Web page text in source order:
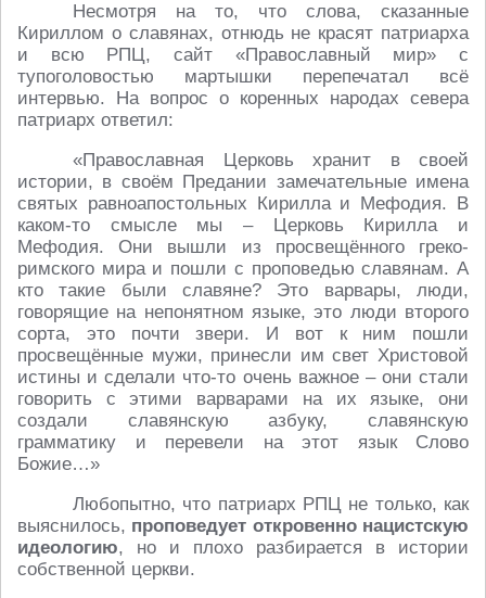
Несмотря на то, что слова, сказанные
Кириллом о славянах, отнюдь не красят патриарха
и всю РПЦ, сайт «Православный мир» с
тупоголовостью мартышки перепечатал всё
интервью. На вопрос о коренных народах севера
патриарх ответил:
«Православная Церковь хранит в своей
истории, в своём Предании замечательные имена
святых равноапостольных Кирилла и Мефодия. В
каком-то смысле мы – Церковь Кирилла и
Мефодия. Они вышли из просвещённого греко-
римского мира и пошли с проповедью славянам. А
кто такие были славяне? Это варвары, люди,
говорящие на непонятном языке, это люди второго
сорта, это почти звери. И вот к ним пошли
просвещённые мужи, принесли им свет Христовой
истины и сделали что-то очень важное – они стали
говорить с этими варварами на их языке, они
создали славянскую азбуку, славянскую
грамматику и перевели на этот язык Слово
Божие…»
Любопытно, что патриарх РПЦ не только, как
выяснилось, проповедует откровенно нацистскую
идеологию, но и плохо разбирается в истории
собственной церкви.